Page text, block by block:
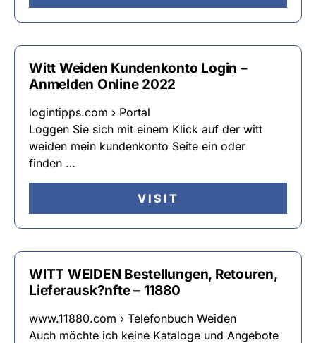
Witt Weiden Kundenkonto Login –
Anmelden Online 2022
logintipps.com › Portal
Loggen Sie sich mit einem Klick auf der witt
weiden mein kundenkonto Seite ein oder
finden …
VISIT
WITT WEIDEN Bestellungen, Retouren,
Lieferausk?nfte – 11880
www.11880.com › Telefonbuch Weiden
Auch möchte ich keine Kataloge und Angebote